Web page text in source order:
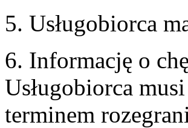
5. Usługobiorca
6. Informację o
Usługobiorca
terminem